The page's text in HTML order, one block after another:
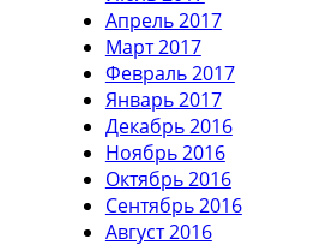
Апрель 2017
Март 2017
Февраль 2017
Январь 2017
Декабрь 2016
Ноябрь 2016
Октябрь 2016
Сентябрь 2016
Август 2016